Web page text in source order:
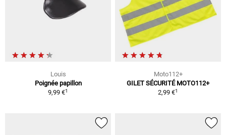
Louis
Poignée papillon
9,99 €1
Moto112+
GILET SÉCURITÉ MOTO112+
2,99 €1